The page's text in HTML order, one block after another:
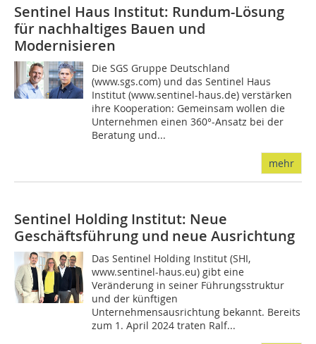
Sentinel Haus Institut: Rundum-Lösung
für nachhaltiges Bauen und
Modernisieren
Die SGS Gruppe Deutschland
(www.sgs.com) und das Sentinel Haus
Institut (www.sentinel-haus.de) verstärken
ihre Kooperation: Gemeinsam wollen die
Unternehmen einen 360°-Ansatz bei der
Beratung und...
mehr
Sentinel Holding Institut: Neue
Geschäftsführung und neue Ausrichtung
Das Sentinel Holding Institut (SHI,
www.sentinel-haus.eu) gibt eine
Veränderung in seiner Führungsstruktur
und der künftigen
Unternehmensausrichtung bekannt. Bereits
zum 1. April 2024 traten Ralf...